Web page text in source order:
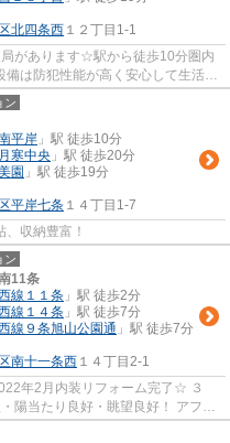
北四条西 １２丁目1-1
があります☆駅から徒歩10分圏内
は防犯性能が高く安心して生活が
良い環境が...
ン
平岸 」駅 徒歩10分
月寒中央 」駅 徒歩20分
園 」駅 徒歩19分
平岸七条 １４丁目1-7
収納豊富！
ン
11条
線１１条 」駅 徒歩2分
線１４条 」駅 徒歩7分
線９条旭山公園通 」駅 徒歩7分
南十一条西 １４丁目2-1
年2月内装リフォーム完了☆ ３
陽当たり良好・眺望良好！ アフタ